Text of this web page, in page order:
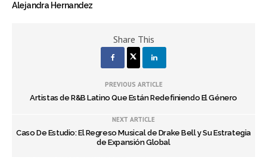
Alejandra Hernandez
Share This
PREVIOUS ARTICLE
Artistas de R&B Latino Que Están Redefiniendo El Género
NEXT ARTICLE
Caso De Estudio: El Regreso Musical de Drake Bell y Su Estrategia
de Expansión Global